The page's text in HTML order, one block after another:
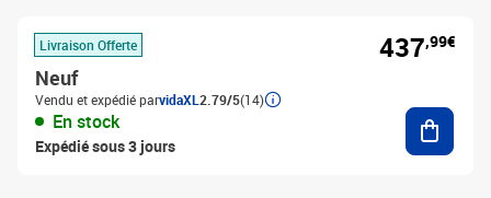
Livraison Offerte
Neuf
Vendu et expédié parvidaXL 2.79/5(14)
En stock
Expédié sous 3 jours
437,99€